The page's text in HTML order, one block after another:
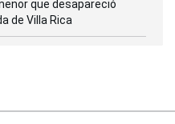
que desapareció
de Villa Rica